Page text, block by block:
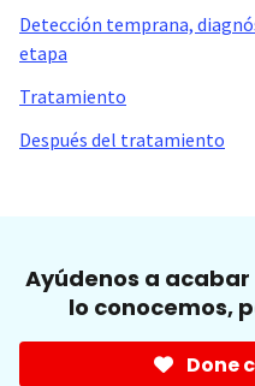
Detección temprana,
etapa
Tratamiento
Después del tratamiento
Ayúdenos a
lo conocemos,
Done